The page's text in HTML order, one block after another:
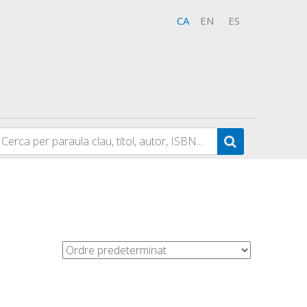
CA EN ES